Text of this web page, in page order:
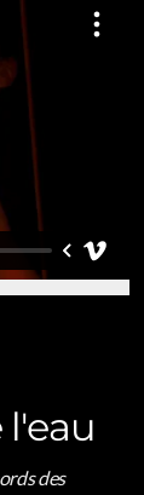
des